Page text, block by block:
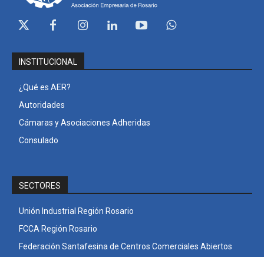
INSTITUCIONAL
¿Qué es AER?
Autoridades
Cámaras y Asociaciones Adheridas
Consulado
SECTORES
Unión Industrial Región Rosario
FCCA Región Rosario
Federación Santafesina de Centros Comerciales Abiertos